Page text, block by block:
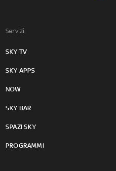
Servizi:
SKY TV
SKY APPS
NOW
SKY BAR
SPAZI SKY
PROGRAMMI